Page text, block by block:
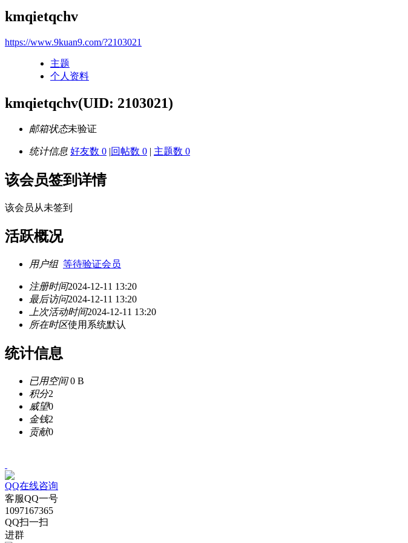
kmqietqchv
https://www.9kuan9.com/?2103021
主题
个人资料
kmqietqchv(UID: 2103021)
邮箱状态未验证
统计信息 好友数 0 |回帖数 0 | 主题数 0
该会员签到详情
该会员从未签到
活跃概况
用户组 等待验证会员
注册时间2024-12-11 13:20
最后访问2024-12-11 13:20
上次活动时间2024-12-11 13:20
所在时区使用系统默认
统计信息
已用空间0 B
积分2
威望0
金钱2
贡献0
QQ在线咨询
客服QQ一号
1097167365
QQ扫一扫
进群